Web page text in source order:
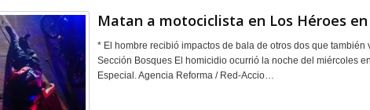
Matan a motociclista en Los Héroes
* El hombre recibió impactos de bala de otros dos que también
Sección Bosques El homicidio ocurrió la noche del miércoles
Especial. Agencia Reforma / Red-Accio…